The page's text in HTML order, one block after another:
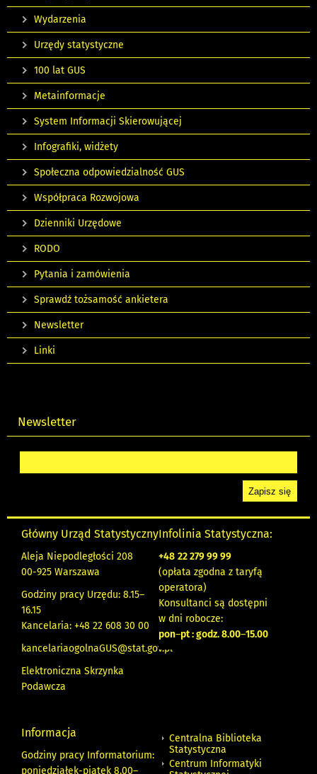
Wydarzenia
Urzędy statystyczne
100 lat GUS
Metainformacje
System Informacji Skierowującej
Infografiki, widżety
Społeczna odpowiedzialność GUS
Współpraca Rozwojowa
Dzienniki Urzędowe
RODO
Pytania i zamówienia
Sprawdź tożsamość ankietera
Newsletter
Linki
Newsletter
Główny Urząd Statystyczny
Aleja Niepodległości 208
00-925 Warszawa
Godziny pracy Urzędu: 8.15–
16.15
Kancelaria: +48 22 608 30 00
kancelariaogolnaGUS@stat.gov.pl
Elektroniczna Skrzynka
Podawcza
Infolinia Statystyczna:
+48 22 279 99 99
(opłata zgodna z taryfą
operatora)
Konsultanci są dostępni
w dni robocze:
pon–pt : godz. 8.00–15.00
Informacja
Godziny pracy Informatorium:
poniedziałek-piątek 8.00–
Centralna Biblioteka
Statystyczna
Centrum Informatyki